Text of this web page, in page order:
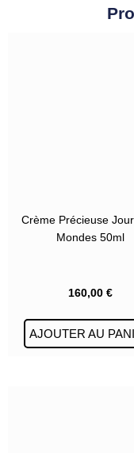
Crème Précieuse
Mondes 50ml
160,00€
AJOUTER AU